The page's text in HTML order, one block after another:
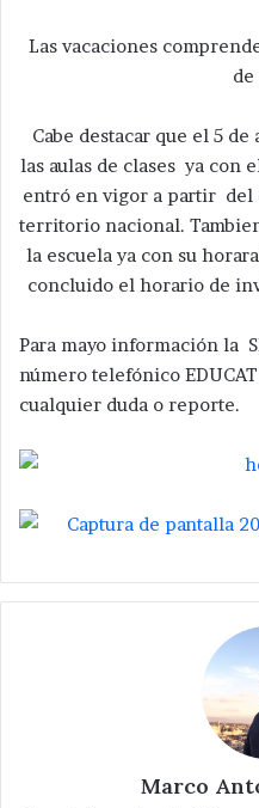
Las vacaciones
Cabe destacar que el 5
las aulas de clases ya con
entró en vigor a partir del
territorio nacional.
la escuela ya con su
concluido el horario de
Para mayo información la
número telefónico
cualquier duda o reporte.
Marco